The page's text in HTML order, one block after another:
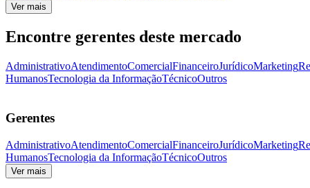
Ver mais
Encontre gerentes deste mercado
AdministrativoAtendimentoComercialFinanceiroJurídicoMarketing
HumanosTecnologia da InformaçãoTécnicoOutros
Gerentes
AdministrativoAtendimentoComercialFinanceiroJurídicoMarketing
HumanosTecnologia da InformaçãoTécnicoOutros
Ver mais